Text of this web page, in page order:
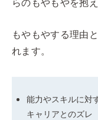
もやもやする理由
れます。
能力やスキルに対
キャリアとのズレ